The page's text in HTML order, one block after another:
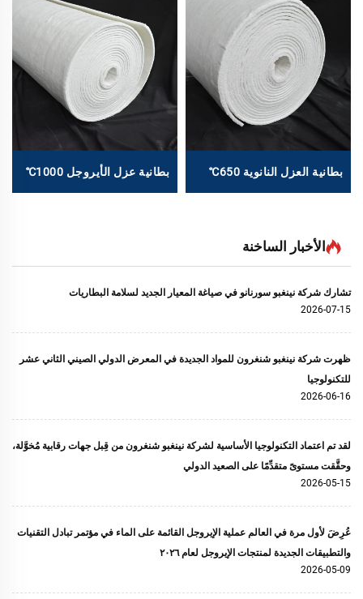
بطانية العزل النانوية 650℃ بطانية عزل الأيروجل 1000℃
الأخبار الساخنة
تشارك شركة نينغبو سورنانو في صياغة المعيار الجديد لسلامة البطاريات
2026-07-15
ظهرت شركة نينغبو شنغرون للمواد الجديدة في المعرض الدولي الصيني الثاني عشر
للتكنولوجيا
2026-06-16
لقد تم اعتماد التكنولوجيا الأساسية لشركة نينغبو شنغرون من قِبل جهات رقابية مُخوَّلة،
وحقَّقت مستوىً متقدِّمًا على الصعيد الدولي
2026-05-15
عُرِضَ لأول مرة في العالم عملية الإيروجل القائمة على الماء في مؤتمر تبادل التقنيات
والتطبيقات الجديدة لمنتجات الإيروجل لعام ٢٠٢٦
2026-05-09